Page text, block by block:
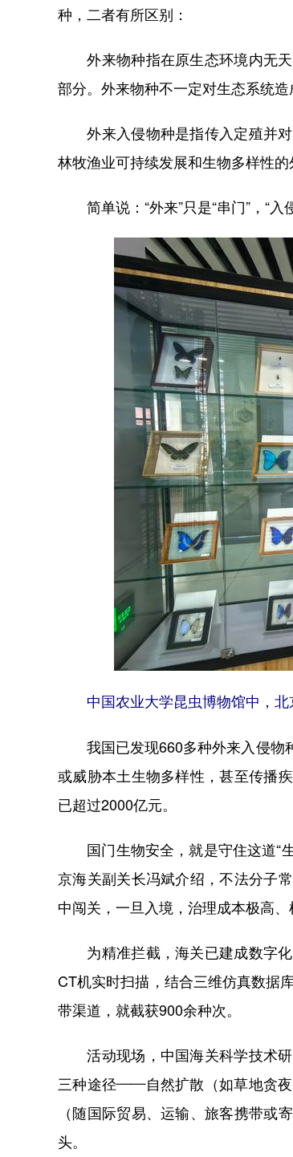
种，二者有所区别：
外来物种指在原生态环境内无天
部分。外来物种不一定对生态系统造
外来入侵物种是指传入定殖并对
林牧渔业可持续发展和生物多样性的
简单说：“外来”只是“串门”，“入侵
中国农业大学昆虫博物馆中，
我国已发现660多种外来入侵物种
或威胁本土生物多样性，甚至传播
已超过2000亿元。
国门生物安全，就是守住这道“生
京海关副关长冯斌介绍，不法分子
中闯关，一旦入境，治理成本极高、
为精准拦截，海关已建成数字化
CT机实时扫描，结合三维仿真数据
带渠道，就截获900余种次。
活动现场，中国海关科学技术研
三种途径——自然扩散（如草地贪夜
（随国际贸易、运输、旅客携带或
头。